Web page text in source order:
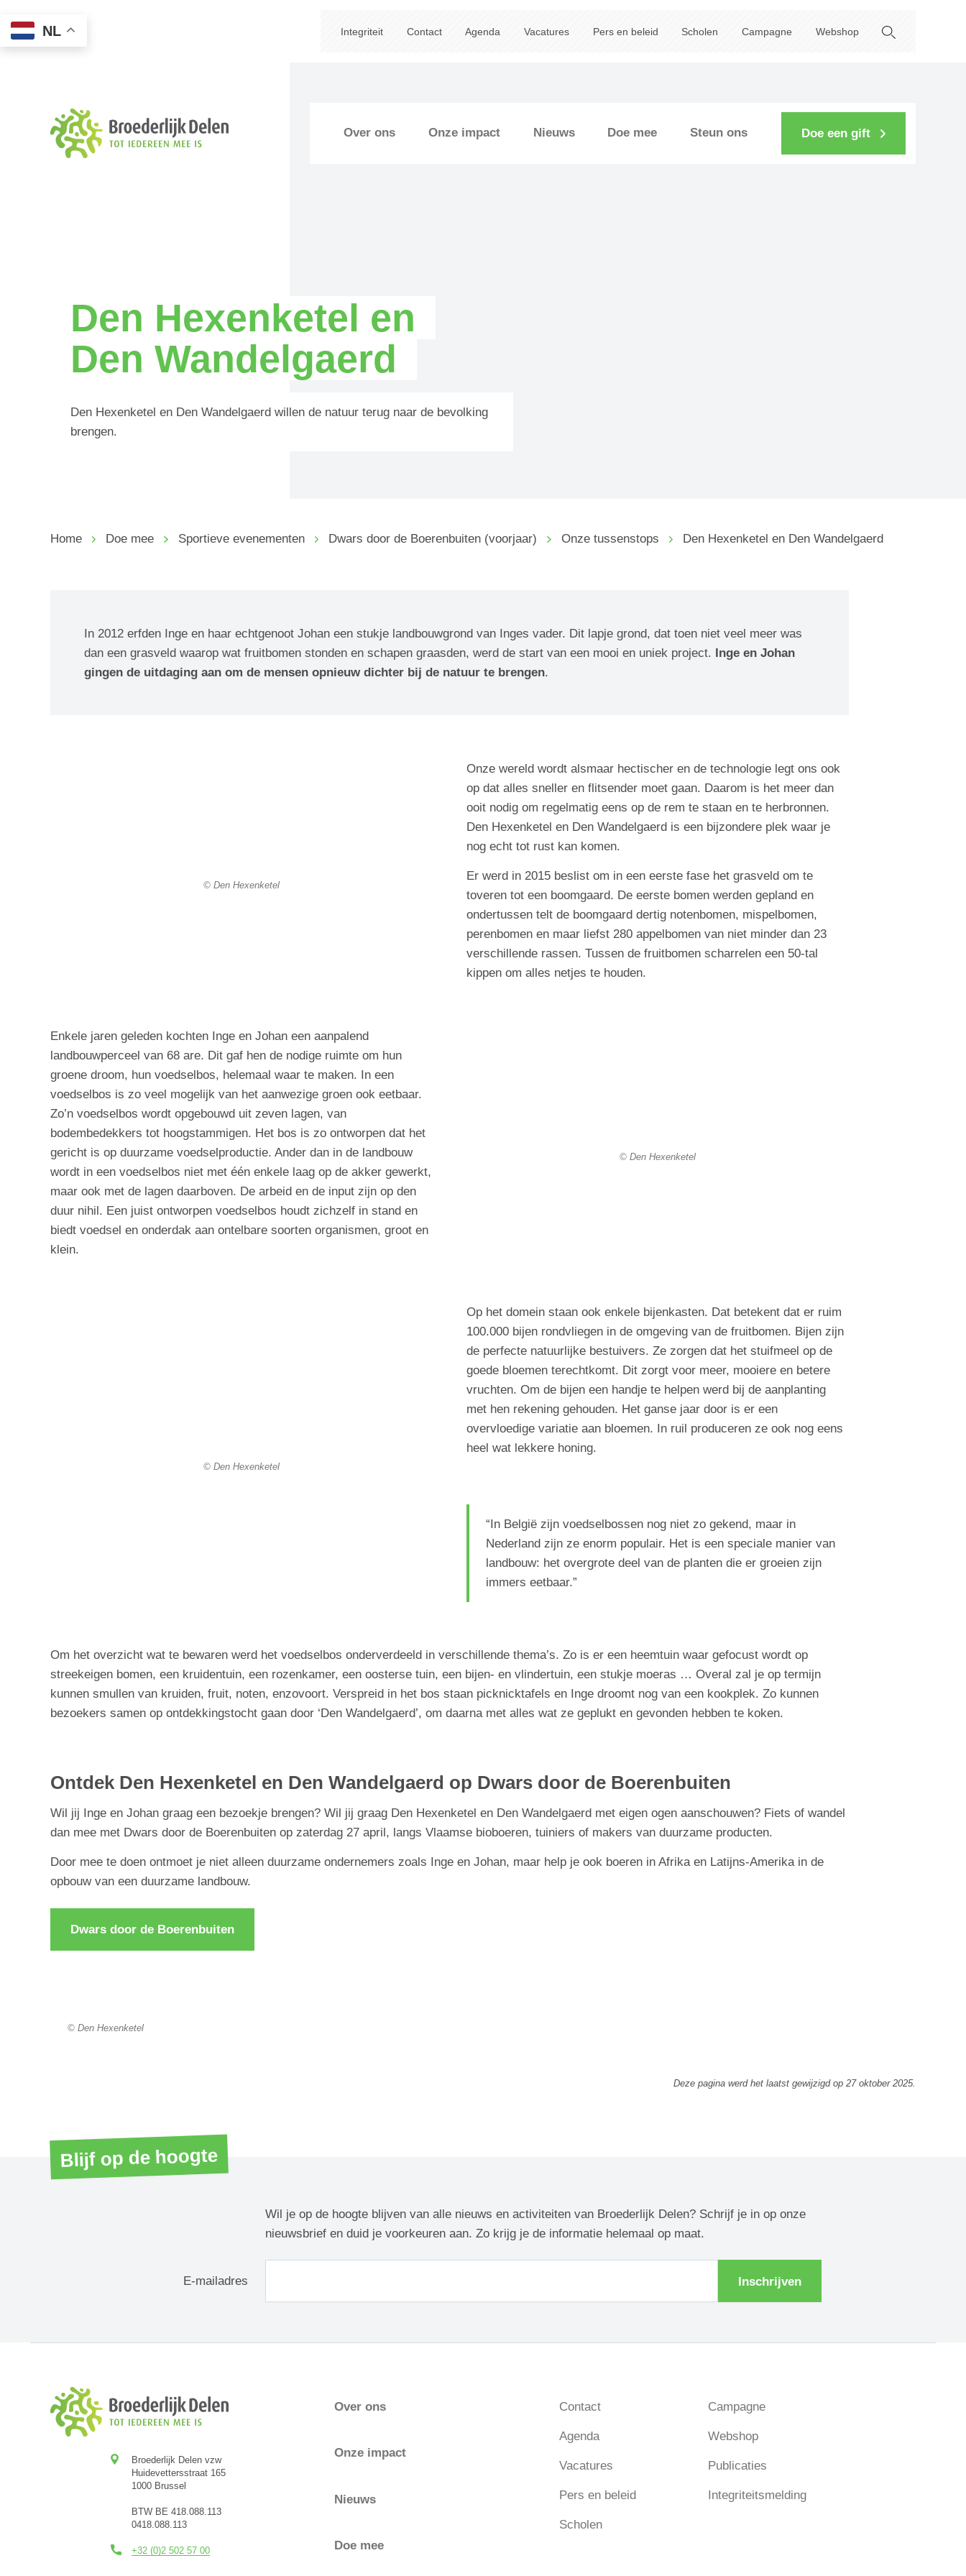
Integriteit Contact Agenda Vacatures Pers en beleid Scholen Campagne Webshop
Over ons Onze impact Nieuws Doe mee Steun ons Doe een gift
Den Hexenketel en
Den Wandelgaerd
Den Hexenketel en Den Wandelgaerd willen de natuur terug naar de bevolking
brengen.
Home Doe mee Sportieve evenementen Dwars door de Boerenbuiten (voorjaar) Onze tussenstops Den Hexenketel en Den Wandelgaerd
In 2012 erfden Inge en haar echtgenoot Johan een stukje landbouwgrond van Inges vader. Dit lapje grond, dat toen niet veel meer was
dan een grasveld waarop wat fruitbomen stonden en schapen graasden, werd de start van een mooi en uniek project. Inge en Johan
gingen de uitdaging aan om de mensen opnieuw dichter bij de natuur te brengen.
© Den Hexenketel
Onze wereld wordt alsmaar hectischer en de technologie legt ons ook
op dat alles sneller en flitsender moet gaan. Daarom is het meer dan
ooit nodig om regelmatig eens op de rem te staan en te herbronnen.
Den Hexenketel en Den Wandelgaerd is een bijzondere plek waar je
nog echt tot rust kan komen.
Er werd in 2015 beslist om in een eerste fase het grasveld om te
toveren tot een boomgaard. De eerste bomen werden gepland en
ondertussen telt de boomgaard dertig notenbomen, mispelbomen,
perenbomen en maar liefst 280 appelbomen van niet minder dan 23
verschillende rassen. Tussen de fruitbomen scharrelen een 50-tal
kippen om alles netjes te houden.
© Den Hexenketel
Enkele jaren geleden kochten Inge en Johan een aanpalend
landbouwperceel van 68 are. Dit gaf hen de nodige ruimte om hun
groene droom, hun voedselbos, helemaal waar te maken. In een
voedselbos is zo veel mogelijk van het aanwezige groen ook eetbaar.
Zo’n voedselbos wordt opgebouwd uit zeven lagen, van
bodembedekkers tot hoogstammigen. Het bos is zo ontworpen dat het
gericht is op duurzame voedselproductie. Ander dan in de landbouw
wordt in een voedselbos niet met één enkele laag op de akker gewerkt,
maar ook met de lagen daarboven. De arbeid en de input zijn op den
duur nihil. Een juist ontworpen voedselbos houdt zichzelf in stand en
biedt voedsel en onderdak aan ontelbare soorten organismen, groot en
klein.
© Den Hexenketel
Op het domein staan ook enkele bijenkasten. Dat betekent dat er ruim
100.000 bijen rondvliegen in de omgeving van de fruitbomen. Bijen zijn
de perfecte natuurlijke bestuivers. Ze zorgen dat het stuifmeel op de
goede bloemen terechtkomt. Dit zorgt voor meer, mooiere en betere
vruchten. Om de bijen een handje te helpen werd bij de aanplanting
met hen rekening gehouden. Het ganse jaar door is er een
overvloedige variatie aan bloemen. In ruil produceren ze ook nog eens
heel wat lekkere honing.
“In België zijn voedselbossen nog niet zo gekend, maar in
Nederland zijn ze enorm populair. Het is een speciale manier van
landbouw: het overgrote deel van de planten die er groeien zijn
immers eetbaar.”
Om het overzicht wat te bewaren werd het voedselbos onderverdeeld in verschillende thema’s. Zo is er een heemtuin waar gefocust wordt op
streekeigen bomen, een kruidentuin, een rozenkamer, een oosterse tuin, een bijen- en vlindertuin, een stukje moeras … Overal zal je op termijn
kunnen smullen van kruiden, fruit, noten, enzovoort. Verspreid in het bos staan picknicktafels en Inge droomt nog van een kookplek. Zo kunnen
bezoekers samen op ontdekkingstocht gaan door ‘Den Wandelgaerd’, om daarna met alles wat ze geplukt en gevonden hebben te koken.
Ontdek Den Hexenketel en Den Wandelgaerd op Dwars door de Boerenbuiten
Wil jij Inge en Johan graag een bezoekje brengen? Wil jij graag Den Hexenketel en Den Wandelgaerd met eigen ogen aanschouwen? Fiets of wandel
dan mee met Dwars door de Boerenbuiten op zaterdag 27 april, langs Vlaamse bioboeren, tuiniers of makers van duurzame producten.
Door mee te doen ontmoet je niet alleen duurzame ondernemers zoals Inge en Johan, maar help je ook boeren in Afrika en Latijns-Amerika in de
opbouw van een duurzame landbouw.
Dwars door de Boerenbuiten
© Den Hexenketel
Deze pagina werd het laatst gewijzigd op 27 oktober 2025.
Blijf op de hoogte
Wil je op de hoogte blijven van alle nieuws en activiteiten van Broederlijk Delen? Schrijf je in op onze
nieuwsbrief en duid je voorkeuren aan. Zo krijg je de informatie helemaal op maat.
E-mailadres Inschrijven
Broederlijk Delen vzw
Huidevettersstraat 165
1000 Brussel
BTW BE 418.088.113
0418.088.113
+32 (0)2 502 57 00
Over ons
Onze impact
Nieuws
Doe mee
Contact
Agenda
Vacatures
Pers en beleid
Scholen
Campagne
Webshop
Publicaties
Integriteitsmelding
NL